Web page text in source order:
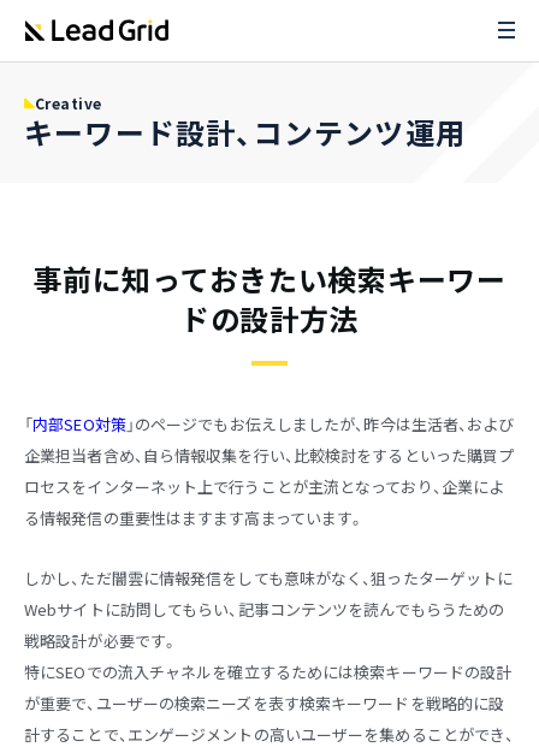
Creative
キーワード設計、コンテンツ運用
事前に知っておきたい検索キーワー
ドの設計方法
「内部SEO対策」のページでもお伝えしましたが、昨今は生活者、および
企業担当者含め、自ら情報収集を行い、比較検討をするといった購買プ
ロセスをインターネット上で行うことが主流となっており、企業によ
る情報発信の重要性はますます高まっています。
しかし、ただ闇雲に情報発信をしても意味がなく、狙ったターゲットに
Webサイトに訪問してもらい、記事コンテンツを読んでもらうための
戦略設計が必要です。
特にSEOでの流入チャネルを確立するためには検索キーワードの設計
が重要で、ユーザーの検索ニーズを表す検索キーワードを戦略的に設
計することで、エンゲージメントの高いユーザーを集めることができ、